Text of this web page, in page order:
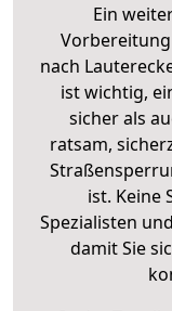
Ein
nach
ist wichtig,
sicher als
ratsam,
ist. Keine
Spezialisten
damit Sie